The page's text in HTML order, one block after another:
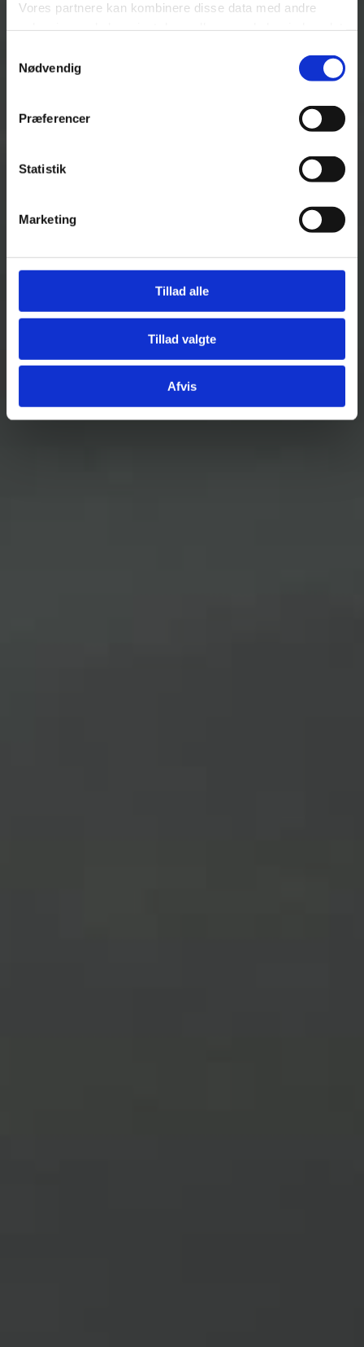
Vores partnere kan kombinere disse data med andre
Nødvendig
Præferencer
Statistik
Marketing
Tillad alle
Tillad valgte
Afvis